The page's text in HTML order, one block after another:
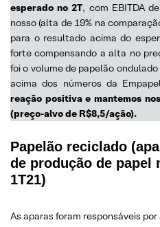
esperado no 2T, com EBITDA
nosso (alta de 19% na
para o resultado acima do
forte compensando a alta no
foi o volume de papelão
acima dos números da
reação positiva e mantemos
(preço-alvo de R$8,5/ação).
Papelão reciclado
de produção de papel
1T21)
As aparas foram responsáveis